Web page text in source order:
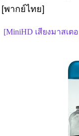
[พากย์ไทย]
[MiniHD เสียงมาสเต